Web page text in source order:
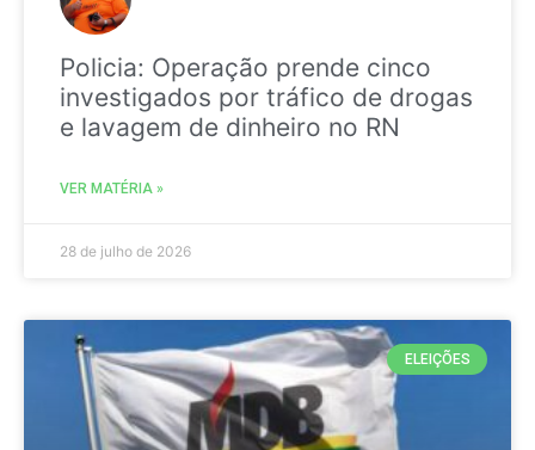
Policia: Operação prende cinco
investigados por tráfico de drogas
e lavagem de dinheiro no RN
VER MATÉRIA »
28 de julho de 2026
ELEIÇÕES